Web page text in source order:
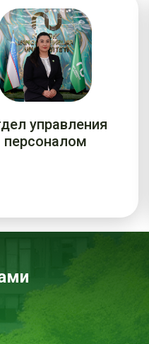
управления
персоналом